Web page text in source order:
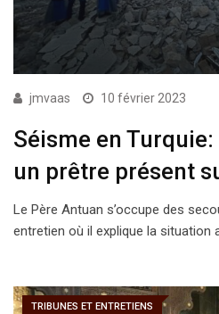
jmvaas 10 février 2023
Séisme en
un prêtre présent
Le Père Antuan s’occupe des
entretien où il explique la situation
TRIBUNES ET ENTRETIENS